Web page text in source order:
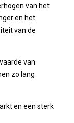
van het
en het
van de
van
zo lang
en een sterk